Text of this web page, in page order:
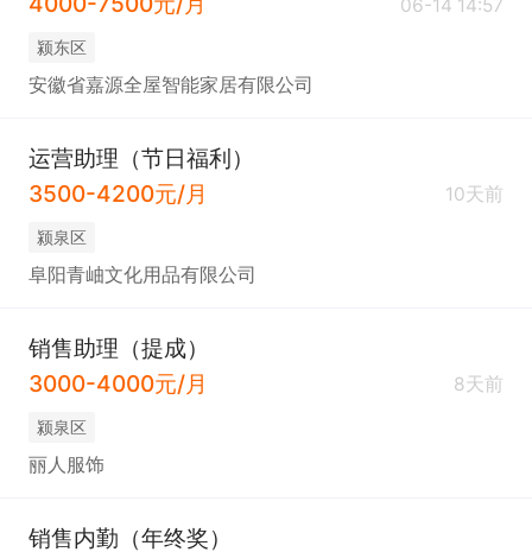
06-14 14:57
颍东区
安徽省嘉源全屋智能家居有限公司
运营助理（节日福利）
3500-4200元/月
10天前
颍泉区
阜阳青岫文化用品有限公司
销售助理（提成）
3000-4000元/月
8天前
颍泉区
丽人服饰
销售内勤（年终奖）